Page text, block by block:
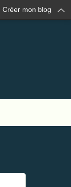
Créer mon blog